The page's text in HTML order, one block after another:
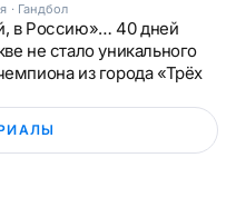
· Гандбол
в Россию»… 40 дней
не стало уникального
из города «Трёх